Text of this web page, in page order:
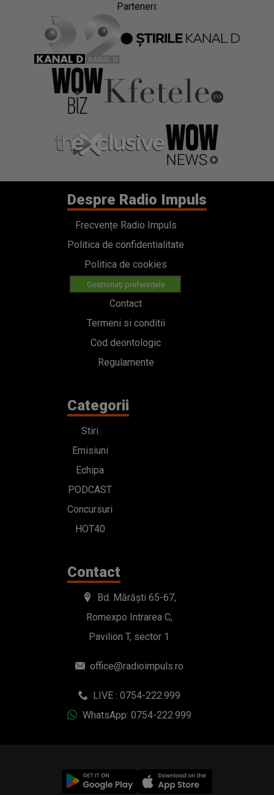
Parteneri:
Despre Radio Impuls
Frecvențe Radio Impuls
Politica de confidentialitate
Politica de cookies
Gestionați preferințele
Contact
Termeni si conditii
Cod deontologic
Regulamente
Categorii
Stiri
Emisiuni
Echipa
PODCAST
Concursuri
HOT40
Contact
Bd. Mărăști 65-67,
Romexpo Intrarea C,
Pavilion T, sector 1
office@radioimpuls.ro
LIVE : 0754-222.999
WhatsApp: 0754-222.999